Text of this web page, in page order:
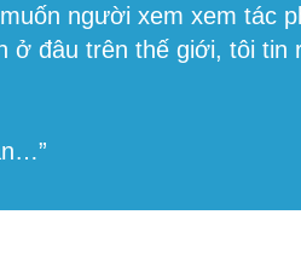
người xem xem tác
ở đâu trên thế giới, tôi